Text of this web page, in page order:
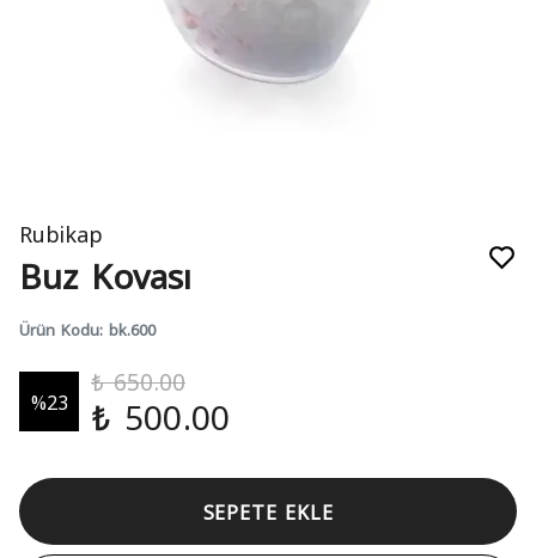
Rubikap
Buz Kovası
Ürün Kodu: bk.600
%23
₺ 650.00
₺ 500.00
SEPETE EKLE